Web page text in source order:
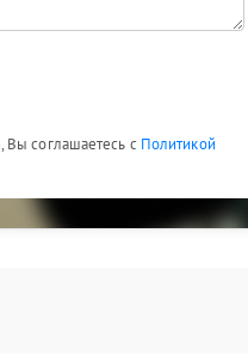
Вы соглашаетесь с Политикой